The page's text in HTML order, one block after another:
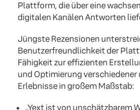
Plattform, die über eine
digitalen Kanälen Antworten
Jüngste Rezensionen
Benutzerfreundlichkeit der
Fähigkeit zur effizienten
und Optimierung verschiedener
Erlebnisse in großem Maßstab:
„Yext ist von unschätzbarem